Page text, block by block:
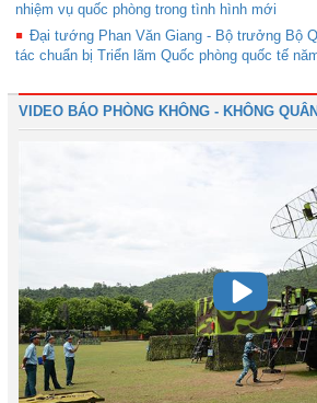
nhiệm vụ quốc phòng trong tình hình mới
Đại tướng Phan Văn Giang - Bộ trưởng Bộ
tác chuẩn bị Triển lãm Quốc phòng quốc tế
VIDEO BÁO PHÒNG KHÔNG - KHÔNG